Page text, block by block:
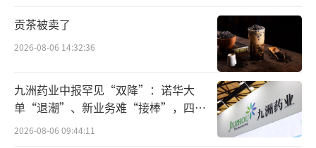
欧洲知名bio-tech投资机构Atlas Venture
的合伙人Bruce Booth在《福布斯》专栏文章
里感慨：这个行业几乎对所有的参与者都进行
了强有力地“规训”，每个人都必须学会“拥
抱并且庆祝失败”，而不是在晚上“偷偷把死
者藏起来”。
贡茶被卖了
2026-08-06 14:32:36
九洲药业中报罕见“双降”：诺华大
单“退潮”、新业务难“接棒”，四大
难关待闯
2026-08-06 09:44:11